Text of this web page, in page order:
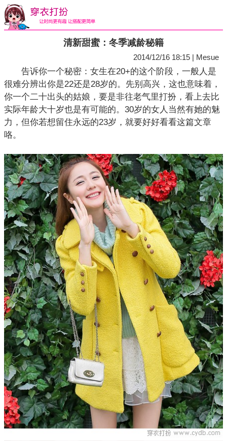
清新甜蜜：冬季减龄秘籍
2014/12/16 18:15 | Mesue
告诉你一个秘密：女生在20+的这个阶段，一般人是
很难分辨出你是22还是28岁的。先别高兴，这也意味着，
你一个二十出头的姑娘，要是非往老气里打扮，看上去比
实际年龄大十岁也是有可能的。30岁的女人当然有她的魅
力，但你若想留住永远的23岁，就要好好看看这篇文章
咯。